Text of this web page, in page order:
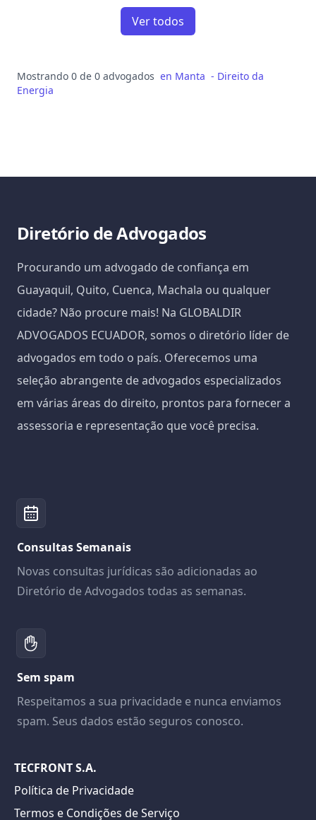
Ver todos
Mostrando 0 de 0 advogados en Manta - Direito da
Energia
Diretório de Advogados
Procurando um advogado de confiança em
Guayaquil, Quito, Cuenca, Machala ou qualquer
cidade? Não procure mais! Na GLOBALDIR
ADVOGADOS ECUADOR, somos o diretório líder de
advogados em todo o país. Oferecemos uma
seleção abrangente de advogados especializados
em várias áreas do direito, prontos para fornecer a
assessoria e representação que você precisa.
Consultas Semanais
Novas consultas jurídicas são adicionadas ao
Diretório de Advogados todas as semanas.
Sem spam
Respeitamos a sua privacidade e nunca enviamos
spam. Seus dados estão seguros conosco.
TECFRONT S.A.
Política de Privacidade
Termos e Condições de Serviço